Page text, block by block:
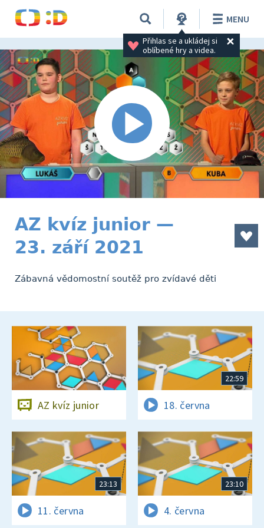
Přihlas se a ukládej si
oblíbené hry a videa.
MENU
AZ kvíz junior —
23. září 2021
Zábavná vědomostní soutěž pro zvídavé děti
AZ kvíz junior
22:59
18. června
23:13
11. června
23:10
4. června